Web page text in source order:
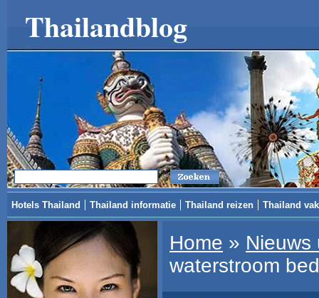
Thailandblog
Hotels Thailand Thailand informatie Thailand reizen Thailand
Home » Nieuws
waterstroom